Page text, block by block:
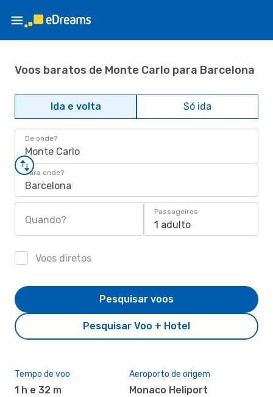
Voos baratos de Monte Carlo para Barcelona
Ida e volta Só ida
De onde?
Monte Carlo
Para onde?
Barcelona
Quando?
Passageiros
1 adulto
Voos diretos
Pesquisar Voo + Hotel
Pesquisar voos
Tempo de voo
1 h e 32 m
Aeroporto de origem
Monaco Heliport